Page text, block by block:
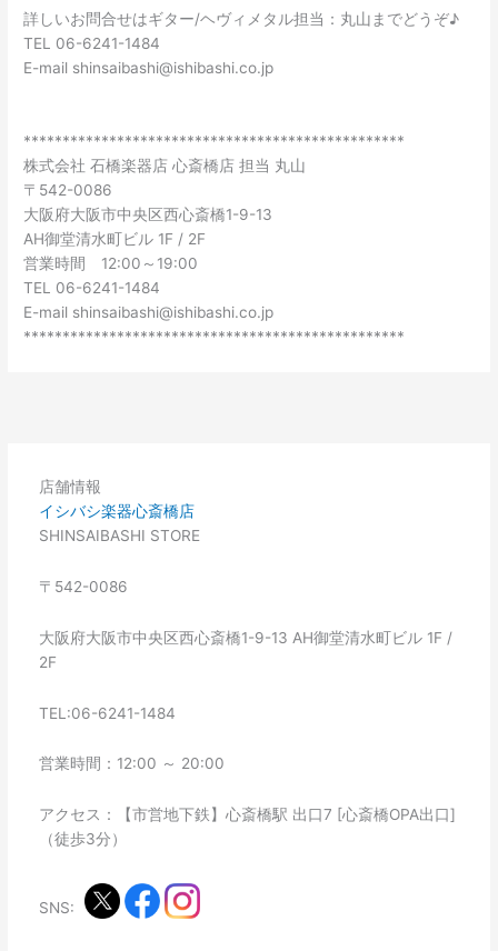
詳しいお問合せはギター/ヘヴィメタル担当：丸山までどうぞ♪
TEL 06-6241-1484
E-mail shinsaibashi@ishibashi.co.jp
*************************************************
株式会社 石橋楽器店 心斎橋店 担当 丸山
〒542-0086
大阪府大阪市中央区西心斎橋1-9-13
AH御堂清水町ビル 1F / 2F
営業時間 12:00～19:00
TEL 06-6241-1484
E-mail shinsaibashi@ishibashi.co.jp
*************************************************
店舗情報
イシバシ楽器心斎橋店
SHINSAIBASHI STORE
〒542-0086
大阪府大阪市中央区西心斎橋1-9-13 AH御堂清水町ビル 1F /
2F
TEL:06-6241-1484
営業時間：12:00 ～ 20:00
アクセス：【市営地下鉄】心斎橋駅 出口7 [心斎橋OPA出口]
（徒歩3分）
SNS: